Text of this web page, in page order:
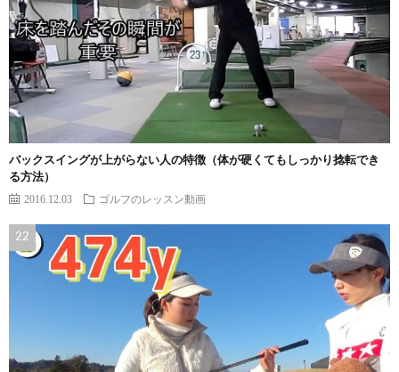
バックスイングが上がらない人の特徴（体が硬くてもしっかり捻転でき
る方法）
2016.12.03 ゴルフのレッスン動画